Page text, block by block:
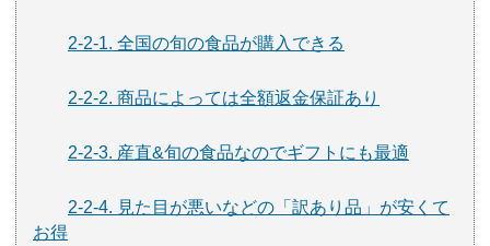
2-2-1. 全国の旬の食品が購入できる
2-2-2. 商品によっては全額返金保証あり
2-2-3. 産直&旬の食品なのでギフトにも最適
2-2-4. 見た目が悪いなどの「訳あり品」が安くて
お得